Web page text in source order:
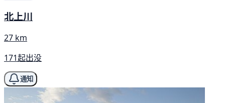
北上川
27 km
171起出没
通知